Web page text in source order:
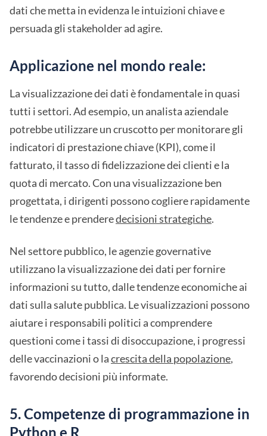
dati che metta in evidenza le intuizioni chiave e
persuada gli stakeholder ad agire.
Applicazione nel mondo reale:
La visualizzazione dei dati è fondamentale in quasi
tutti i settori. Ad esempio, un analista aziendale
potrebbe utilizzare un cruscotto per monitorare gli
indicatori di prestazione chiave (KPI), come il
fatturato, il tasso di fidelizzazione dei clienti e la
quota di mercato. Con una visualizzazione ben
progettata, i dirigenti possono cogliere rapidamente
le tendenze e prenderedecisioni strategiche.
Nel settore pubblico, le agenzie governative
utilizzano la visualizzazione dei dati per fornire
informazioni su tutto, dalle tendenze economiche ai
dati sulla salute pubblica. Le visualizzazioni possono
aiutare i responsabili politici a comprendere
questioni come i tassi di disoccupazione, i progressi
delle vaccinazioni o lacrescita della popolazione,
favorendo decisioni più informate.
5. Competenze di programmazione in
Python e R